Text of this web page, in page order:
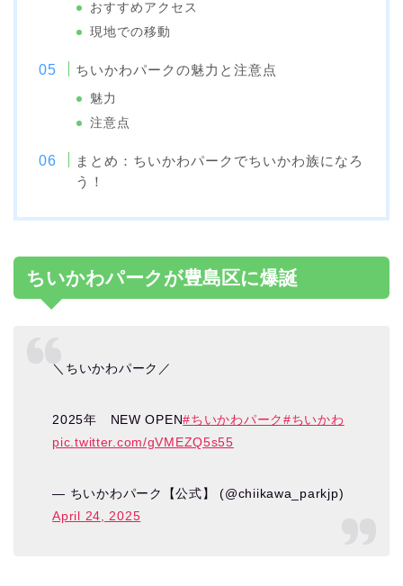
おすすめアクセス
現地での移動
ちいかわパークの魅力と注意点
魅力
注意点
まとめ：ちいかわパークでちいかわ族になろ
う！
ちいかわパークが豊島区に爆誕
＼ちいかわパーク／
2025年 NEW OPEN#ちいかわパーク#ちいかわ
pic.twitter.com/gVMEZQ5s55
— ちいかわパーク【公式】 (@chiikawa_parkjp)
April 24, 2025